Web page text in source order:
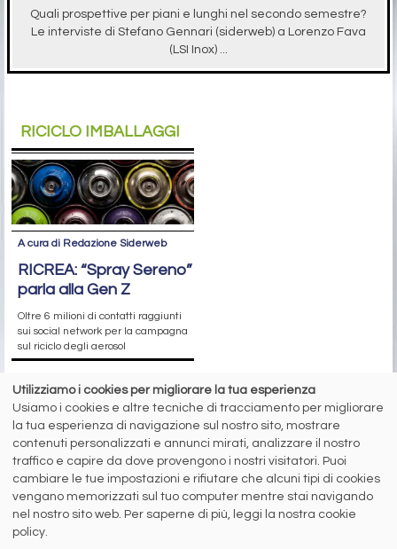
Quali prospettive per piani e lunghi nel secondo semestre?
Le interviste di Stefano Gennari (siderweb) a Lorenzo Fava
(LSI Inox) ...
RICICLO IMBALLAGGI
A cura di Redazione Siderweb
RICREA: “Spray Sereno”
parla alla Gen Z
Oltre 6 milioni di contatti raggiunti
sui social network per la campagna
sul riciclo degli aerosol
siderweb
LA COMMUNITY DELL'ACCIAIO
Siderweb S.p.A. SB Società del gruppo Morandi Group s.r.l.
ISSN 2532 -2982
Sede sociale: Flero (Brescia) Via Don Milani 5
+39 030 254 00 06
Utilizziamo i cookies per migliorare la tua esperienza
Usiamo i cookies e altre tecniche di tracciamento per migliorare
la tua esperienza di navigazione sul nostro sito, mostrare
contenuti personalizzati e annunci mirati, analizzare il nostro
traffico e capire da dove provengono i nostri visitatori. Puoi
cambiare le tue impostazioni e rifiutare che alcuni tipi di cookies
vengano memorizzati sul tuo computer mentre stai navigando
nel nostro sito web. Per saperne di più, leggi la nostra cookie
policy.